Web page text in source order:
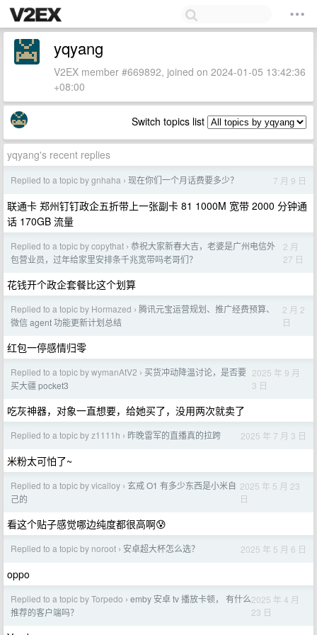
yqyang
V2EX member #669892, joined on 2024-01-05 13:42:36
+08:00
Switch topics list
yqyang's recent replies
Replied to a topic by gnhaha › 现在你们一个月话费要多少？ 7 月 9 日
联通卡 郑州钉钉政企五折带上一张副卡 81 1000M 宽带 2000 分钟通
话 170GB 流量
Replied to a topic by copythat › 恭祝大家新春大吉，老婆是广州电信外
包营业员，过年给家里安排条千兆宽带吗老哥们？
2 月
27 日
花钱开个政企套餐比这个划算
Replied to a topic by Hormazed › 腾讯元宝运营规划、推广经费预算、
微信 agent 功能更新计划总结
2 月 2
日
红包一停感情归零
Replied to a topic by wymanAtV2 › 买货冲动降温讨论，是否要
买大疆 pocket3
2025 年 9 月
3 日
吃灰神器，对象一直想要，给她买了，没用两次就卖了
Replied to a topic by z1111h › 昨晚雷军的直播真的拉跨 2025 年 7 月 3 日
米粉太可怕了~
Replied to a topic by vicalloy › 玄戒 O1 有多少东西是小米自
己的
2025 年 5 月 23
日
看这个贴子感觉哪边纯度都很高啊😰
Replied to a topic by noroot › 安卓超大杯怎么选？ 2025 年 5 月 6 日
oppo
Replied to a topic by Torpedo › emby 安卓 tv 播放卡顿， 有什么
推荐的客户端吗？
2025 年 4 月
23 日